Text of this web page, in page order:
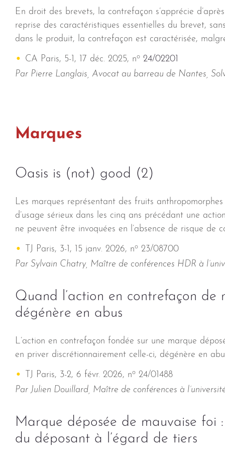
En droit des brevets, la contrefaçon s’apprécie
reprise des caractéristiques essentielles du brevet,
dans le produit, la contrefaçon est caractérisée,
CA Paris, 5-1, 17 déc. 2025, no 24/02201
Par Pierre Langlais, Avocat au barreau de Nantes,
Marques
Oasis is (not) good (2)
Les marques représentant des fruits
d’usage sérieux dans les cinq ans précédant une
ne peuvent être invoquées en l’absence de risque de
TJ Paris, 3-1, 15 janv. 2026, no 23/08700
Par Sylvain Chatry, Maître de conférences HDR à
Quand l’action en contrefaçon
dégénère en abus
L’action en contrefaçon fondée sur une marque
en priver discrétionnairement celle-ci, dégénère en
TJ Paris, 3-2, 6 févr. 2026, no 24/01488
Par Julien Douillard, Maître de conférences à
Marque déposée de mauvaise foi
du déposant à l’égard de tiers